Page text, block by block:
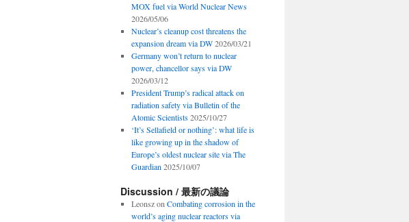
MOX fuel via World Nuclear News
2026/05/06
Nuclear’s cleanup cost threatens the
expansion dream via DW 2026/03/21
Germany won’t return to nuclear
power, chancellor says via DW
2026/03/12
President Trump’s radical attack on
radiation safety via Bulletin of the
Atomic Scientists 2025/10/27
‘It’s Sellafield or nothing’: what life is
like growing up in the shadow of
Europe’s oldest nuclear site via The
Guardian 2025/10/07
Discussion / 最新の議論
Leonszon Combating corrosion in the
world’s aging nuclear reactors via